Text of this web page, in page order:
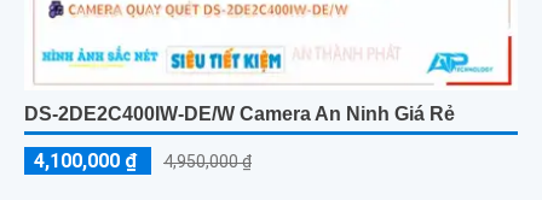
DS-2DE2C400IW-DE/W Camera An Ninh Giá Rẻ
4,100,000 ₫ 4,950,000 ₫